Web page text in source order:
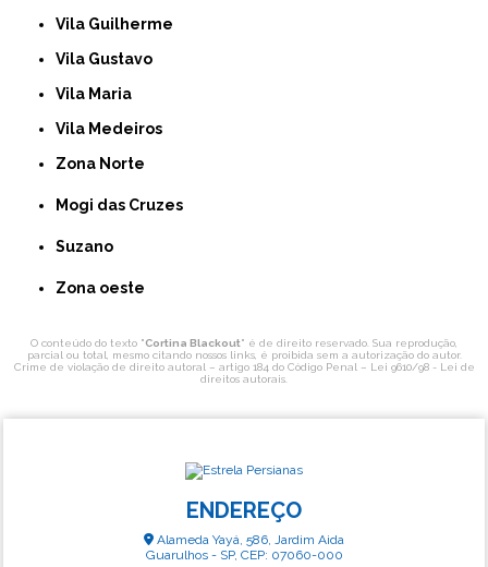
Vila Guilherme
Vila Gustavo
Vila Maria
Vila Medeiros
Zona Norte
Mogi das Cruzes
Suzano
Zona oeste
O conteúdo do texto "Cortina Blackout" é de direito reservado. Sua reprodução,
parcial ou total, mesmo citando nossos links, é proibida sem a autorização do autor.
Crime de violação de direito autoral – artigo 184 do Código Penal – Lei 9610/98 - Lei de
direitos autorais.
ENDEREÇO
Alameda Yayá, 586, Jardim Aida
Guarulhos - SP, CEP: 07060-000